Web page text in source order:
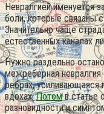
Невралгией именуется
боли, которые связаны
Значительно чаще
естественных каналах
Нужно раздельно
межреберная невралгия
ребрах, усиливающаяся
вдохах.Потомв статье
разновидности и